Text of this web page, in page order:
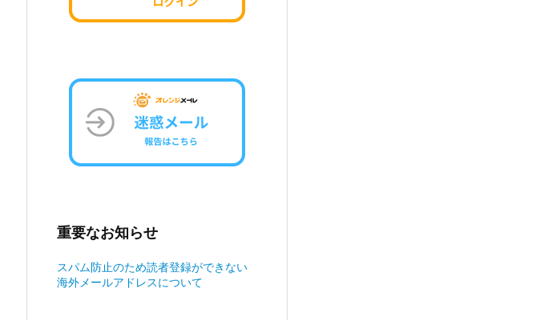
重要なお知らせ
スパム防止のため読者登録ができない
海外メールアドレスについて